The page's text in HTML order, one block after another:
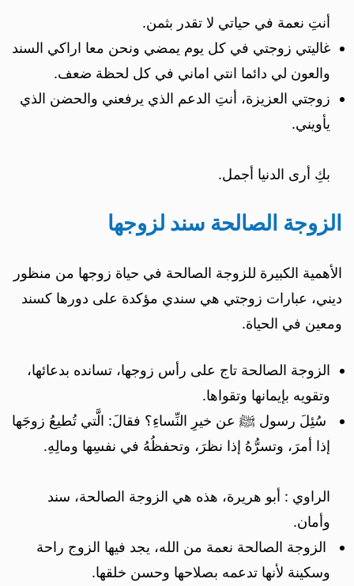
أنتِ نعمة في حياتي لا تقدر بثمن.
غاليتي زوجتي في كل يوم يمضي ونحن معا اراكي السند
والعون لي دائما انتي اماني في كل لحظة ضعف.
زوجتي العزيزة، أنتِ الدعم الذي يرفعني والحضن الذي
يأويني.
بكِ أرى الدنيا أجمل.
الزوجة الصالحة سند لزوجها
الأهمية الكبيرة للزوجة الصالحة في حياة زوجها من منظور
ديني، عبارات زوجتي هي سندي مؤكدة على دورها كسند
ومعين في الحياة.
الزوجة الصالحة تاج على رأس زوجها، تسانده بدعائها،
وتقويه بإيمانها وتقواها.
سُئِلَ رسول ﷺ عن خيرِ النِّساءِ؟ فقالَ: الَّتي تُطيعُ زوجَها
إذا أمرَ، وتسرُّهُ إذا نظرَ، وتحفظُهُ في نفسِها ومالِهِ.
الراوي : أبو هريرة، هذه هي الزوجة الصالحة، سند
وأمان.
الزوجة الصالحة نعمة من الله، يجد فيها الزوج راحة
وسكينة لأنها تدعمه بصلاحها وحسن خلقها.